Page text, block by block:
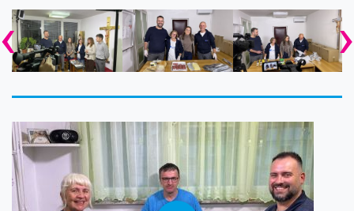
‹ ›